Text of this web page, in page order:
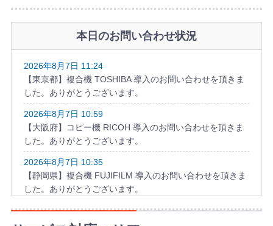
本日のお問い合わせ状況
2026年8月7日 11:24
【東京都】複合機 TOSHIBA 導入のお問い合わせを頂きま
した。ありがとうございます。
2026年8月7日 10:59
【大阪府】コピー機 RICOH 導入のお問い合わせを頂きま
した。ありがとうございます。
2026年8月7日 10:35
【静岡県】複合機 FUJIFILM 導入のお問い合わせを頂きま
した。ありがとうございます。
2026年8月7日 09:59
【長崎県】複合機 FUJIFILM 導入のお問い合わせを頂きま